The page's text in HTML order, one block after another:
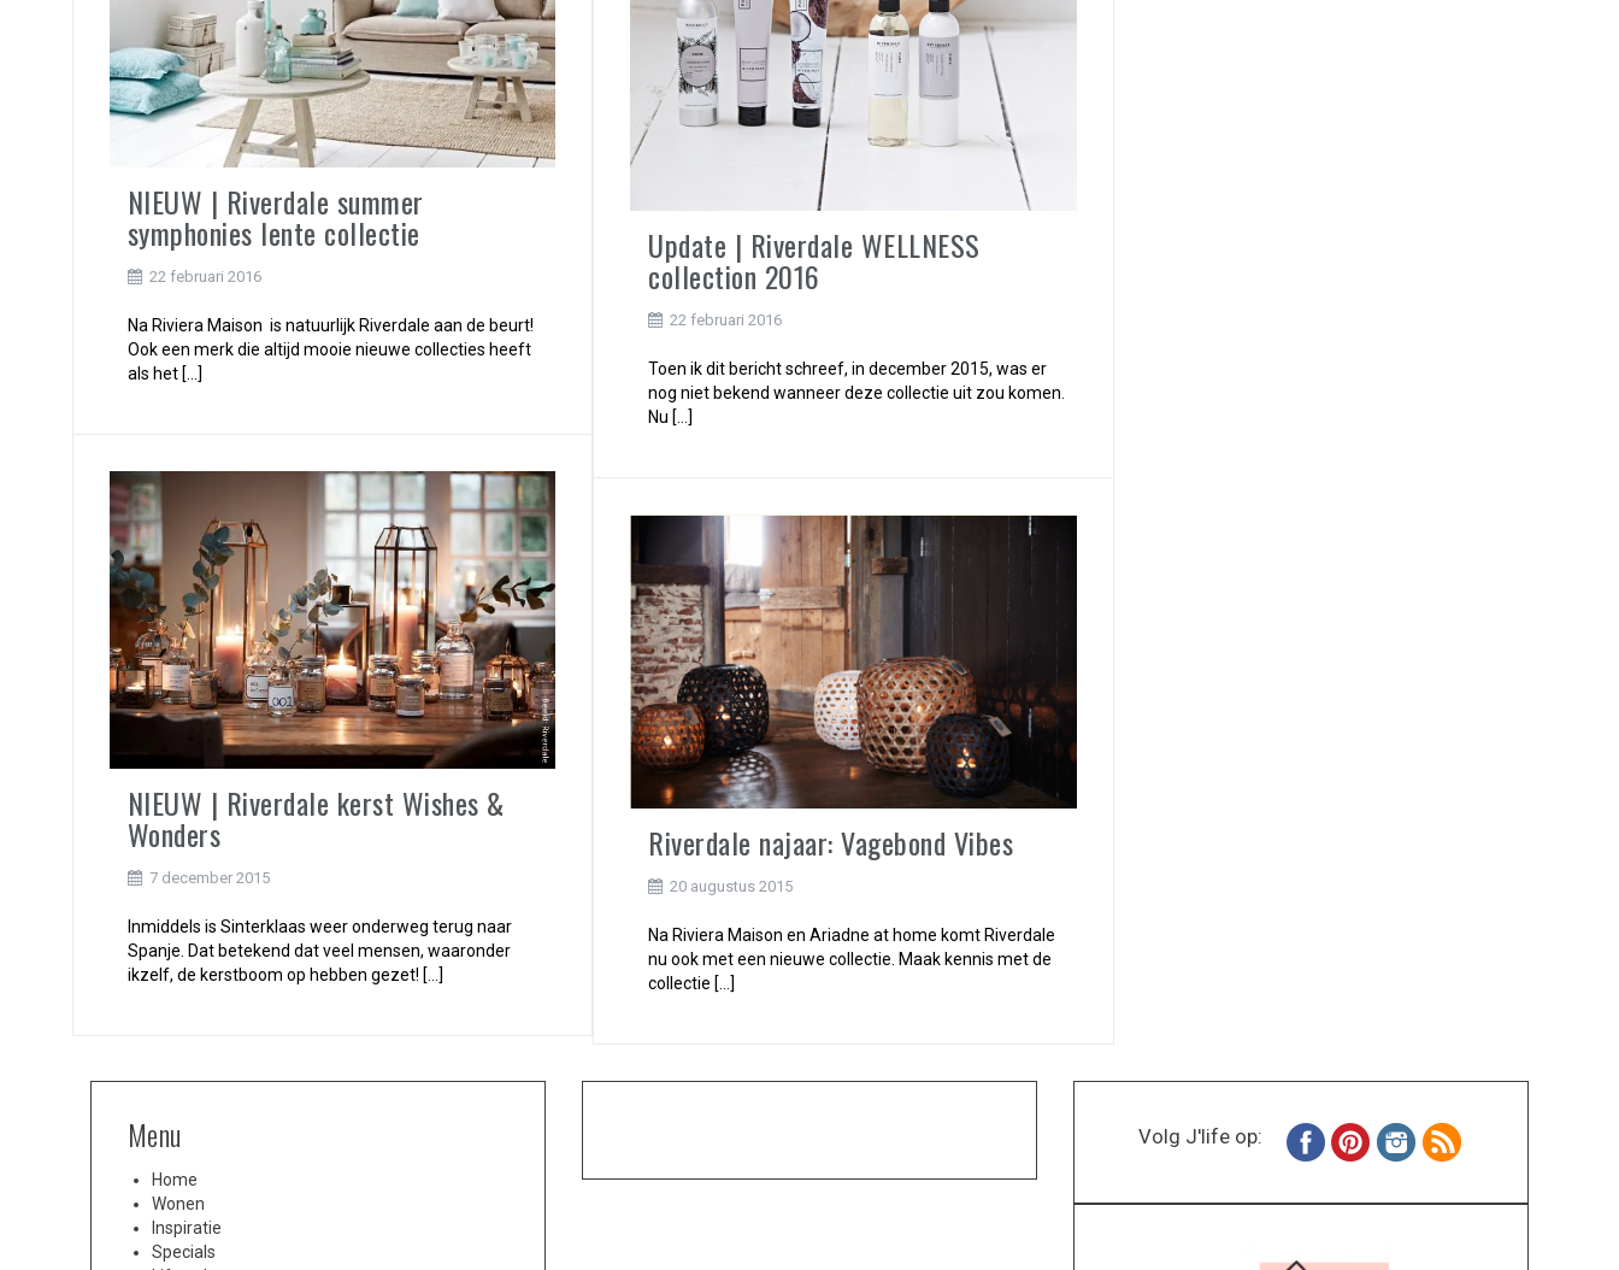
Update | Riverdale WELLNESS
collection 2016
22 februari 2016
Toen ik dit bericht schreef, in december 2015, was er
nog niet bekend wanneer deze collectie uit zou komen.
Nu […]
NIEUW | Riverdale summer
symphonies lente collectie
22 februari 2016
Na Riviera Maison is natuurlijk Riverdale aan de beurt!
Ook een merk die altijd mooie nieuwe collecties heeft
als het […]
NIEUW | Riverdale kerst Wishes &
Wonders
7 december 2015
Inmiddels is Sinterklaas weer onderweg terug naar
Spanje. Dat betekend dat veel mensen, waaronder
ikzelf, de kerstboom op hebben gezet! […]
Riverdale najaar: Vagebond Vibes
20 augustus 2015
Na Riviera Maison en Ariadne at home komt Riverdale
nu ook met een nieuwe collectie. Maak kennis met de
collectie […]
Menu
Home
Wonen
Inspiratie
Specials
Volg J'life op: